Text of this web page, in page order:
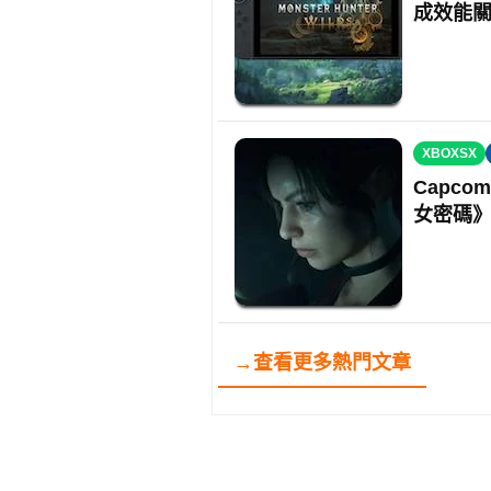
成效能
XBOXSX
女密碼
→查看更多熱門文章